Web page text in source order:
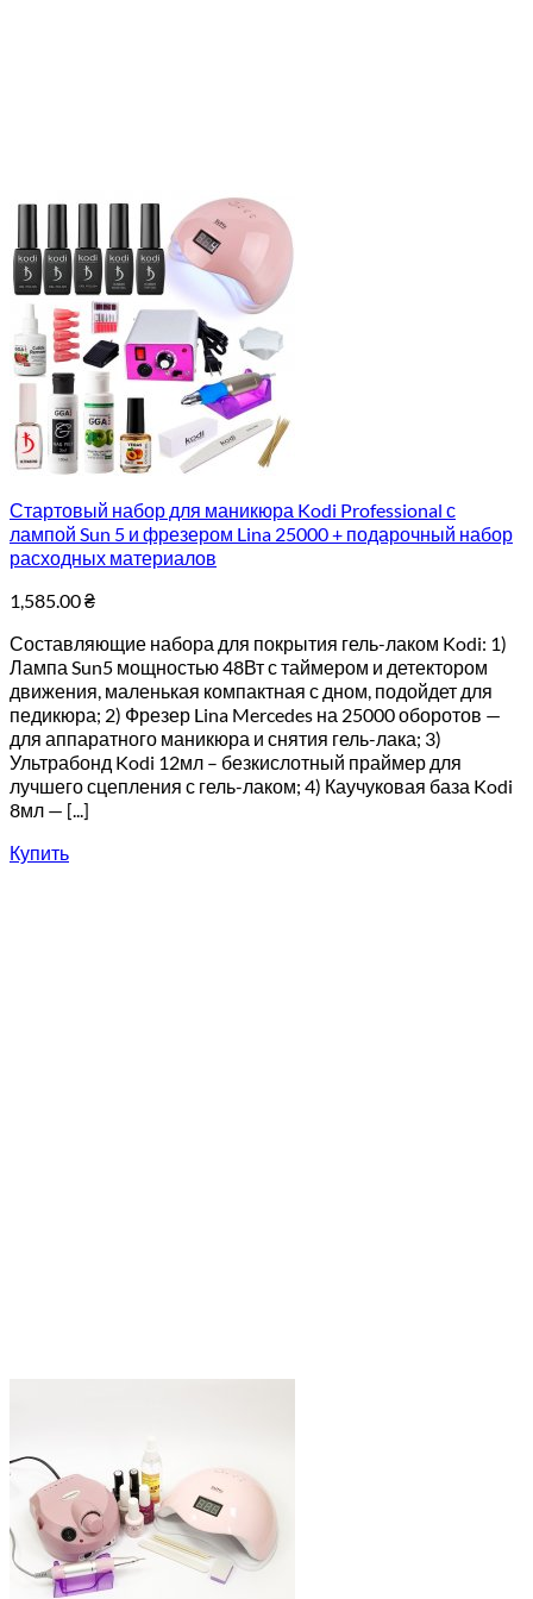
Стартовый набор для маникюра Kodi Professional с
лампой Sun 5 и фрезером Lina 25000 + подарочный набор
расходных материалов
1,585.00₴
Составляющие набора для покрытия гель-лаком Kodi: 1)
Лампа Sun5 мощностью 48Вт с таймером и детектором
движения, маленькая компактная с дном, подойдет для
педикюра; 2) Фрезер Lina Mercedes на 25000 оборотов —
для аппаратного маникюра и снятия гель-лака; 3)
Ультрабонд Kodi 12мл – безкислотный праймер для
лучшего сцепления с гель-лаком; 4) Каучуковая база Kodi
8мл — [...]
Купить